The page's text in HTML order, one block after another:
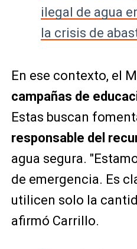
ilegal de agua
la crisis de
En ese contexto, el
campañas de
Estas buscan
responsable del
agua segura.
de emergencia. Es
utilicen solo la
afirmó Carrillo.